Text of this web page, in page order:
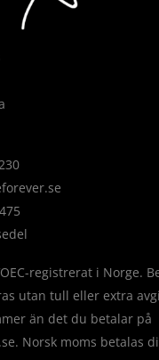
registrerat i Norge.
utan tull eller extra
än det du betalar på
Norsk moms betalas